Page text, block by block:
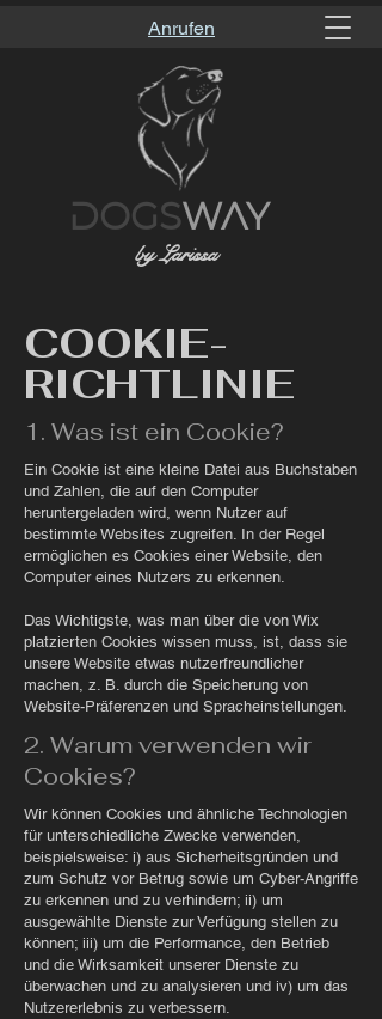
Anrufen
DOGSWAY
by Larissa
COOKIE-
RICHTLINIE
1. Was ist ein Cookie?
Ein Cookie ist eine kleine Datei aus Buchstaben
und Zahlen, die auf den Computer
heruntergeladen wird, wenn Nutzer auf
bestimmte Websites zugreifen. In der Regel
ermöglichen es Cookies einer Website, den
Computer eines Nutzers zu erkennen.
Das Wichtigste, was man über die von Wix
platzierten Cookies wissen muss, ist, dass sie
unsere Website etwas nutzerfreundlicher
machen, z. B. durch die Speicherung von
Website-Präferenzen und Spracheinstellungen.
2. Warum verwenden wir
Cookies?
Wir können Cookies und ähnliche Technologien
für unterschiedliche Zwecke verwenden,
beispielsweise: i) aus Sicherheitsgründen und
zum Schutz vor Betrug sowie um Cyber-Angriffe
zu erkennen und zu verhindern; ii) um
ausgewählte Dienste zur Verfügung stellen zu
können; iii) um die Performance, den Betrieb
und die Wirksamkeit unserer Dienste zu
überwachen und zu analysieren und iv) um das
Nutzererlebnis zu verbessern.